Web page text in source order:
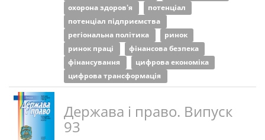
охорона здоров'я
потенціал
потенціал підприємства
регіональна політика
ринок
ринок праці
фінансова безпека
фінансування
цифрова економіка
цифрова трансформація
Держава і право. Випуск
93